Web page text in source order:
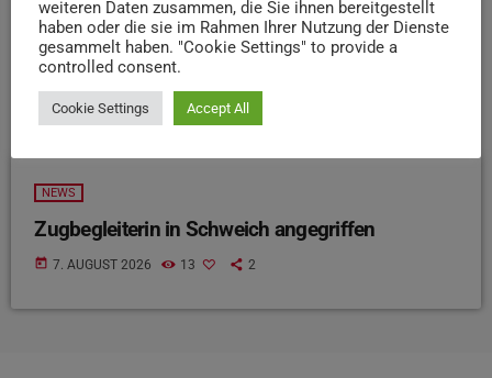
NEWS
Zugbegleiterin in Schweich angegriffen
today 7. AUGUST 2026 13 2
weiteren Daten zusammen, die Sie ihnen bereitgestellt
haben oder die sie im Rahmen Ihrer Nutzung der Dienste
gesammelt haben. "Cookie Settings" to provide a
controlled consent.
Cookie Settings Accept All